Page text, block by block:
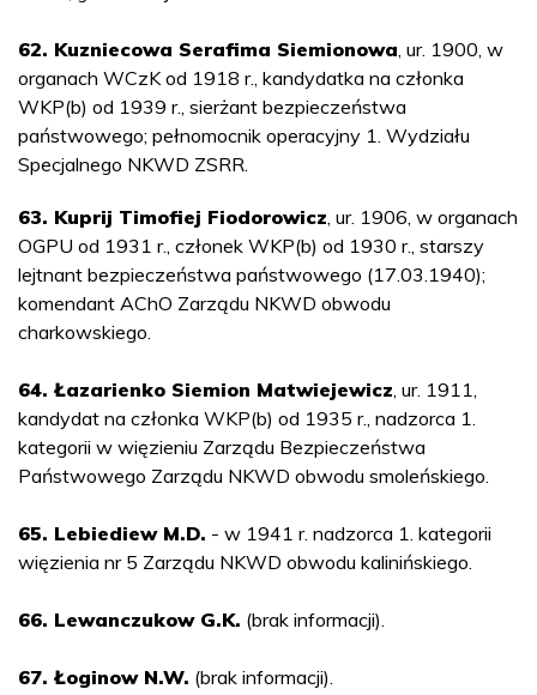
62. Kuzniecowa Serafima Siemionowa , ur. 1900, w
organach WCzK od 1918 r., kandydatka na członka
WKP(b) od 1939 r., sierżant bezpieczeństwa
państwowego; pełnomocnik operacyjny 1. Wydziału
Specjalnego NKWD ZSRR.
63. Kuprij Timofiej Fiodorowicz , ur. 1906, w organach
OGPU od 1931 r., członek WKP(b) od 1930 r., starszy
lejtnant bezpieczeństwa państwowego (17.03.1940);
komendant AChO Zarządu NKWD obwodu
charkowskiego.
64. Łazarienko Siemion Matwiejewicz , ur. 1911,
kandydat na członka WKP(b) od 1935 r., nadzorca 1.
kategorii w więzieniu Zarządu Bezpieczeństwa
Państwowego Zarządu NKWD obwodu smoleńskiego.
65. Lebiediew M.D. - w 1941 r. nadzorca 1. kategorii
więzienia nr 5 Zarządu NKWD obwodu kalinińskiego.
66. Lewanczukow G.K. (brak informacji).
67. Łoginow N.W. (brak informacji).